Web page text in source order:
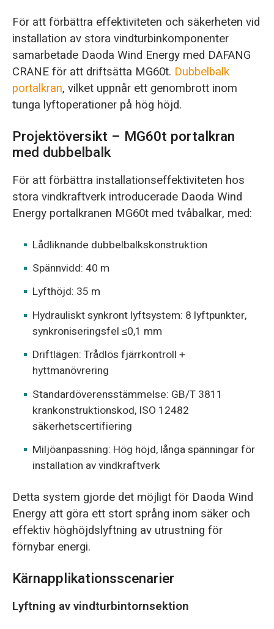
För att förbättra effektiviteten och säkerheten vid
installation av stora vindturbinkomponenter
samarbetade Daoda Wind Energy med DAFANG
CRANE för att driftsätta MG60t. Dubbelbalk
portalkran, vilket uppnår ett genombrott inom
tunga lyftoperationer på hög höjd.
Projektöversikt – MG60t portalkran
med dubbelbalk
För att förbättra installationseffektiviteten hos
stora vindkraftverk introducerade Daoda Wind
Energy portalkranen MG60t med tvåbalkar, med:
Lådliknande dubbelbalkskonstruktion
Spännvidd: 40 m
Lyfthöjd: 35 m
Hydrauliskt synkront lyftsystem: 8 lyftpunkter,
synkroniseringsfel ≤0,1 mm
Driftlägen: Trådlös fjärrkontroll +
hyttmanövrering
Standardöverensstämmelse: GB/T 3811
krankonstruktionskod, ISO 12482
säkerhetscertifiering
Miljöanpassning: Hög höjd, långa spänningar för
installation av vindkraftverk
Detta system gjorde det möjligt för Daoda Wind
Energy att göra ett stort språng inom säker och
effektiv höghöjdslyftning av utrustning för
förnybar energi.
Kärnapplikationsscenarier
Lyftning av vindturbintornsektion